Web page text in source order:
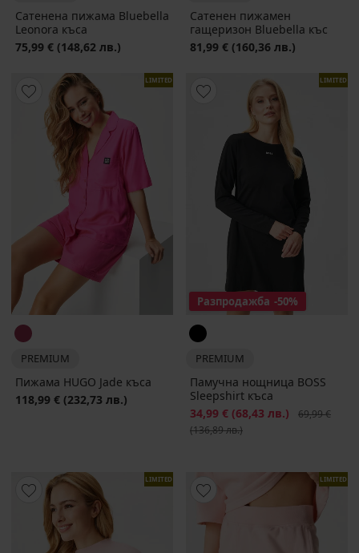
Сатенена пижама Bluebella
Leonora къса
75,99 € (148,62 лв.)
Сатенен пижамен
гащеризон Bluebella къс
81,99 € (160,36 лв.)
LIMITED
PREMIUM
Пижама HUGO Jade къса
118,99 € (232,73 лв.)
LIMITED
Разпродажба -50%
PREMIUM
Памучна нощница BOSS
Sleepshirt къса
Намаление
34,99 € (68,43 лв.)
69,99 €
(136,89 лв.)
LIMITED LIMITED